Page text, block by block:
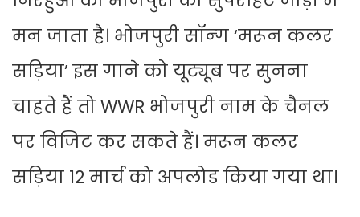
मन जाता है। भोजपुरी सॉन्ग ‘मरून कलर
सड़िया’ इस गाने को यूट्यूब पर सुनना
चाहते हैं तो WWR भोजपुरी नाम के चैनल
पर विजिट कर सकते हैं। मरून कलर
सड़िया 12 मार्च को अपलोड किया गया था।